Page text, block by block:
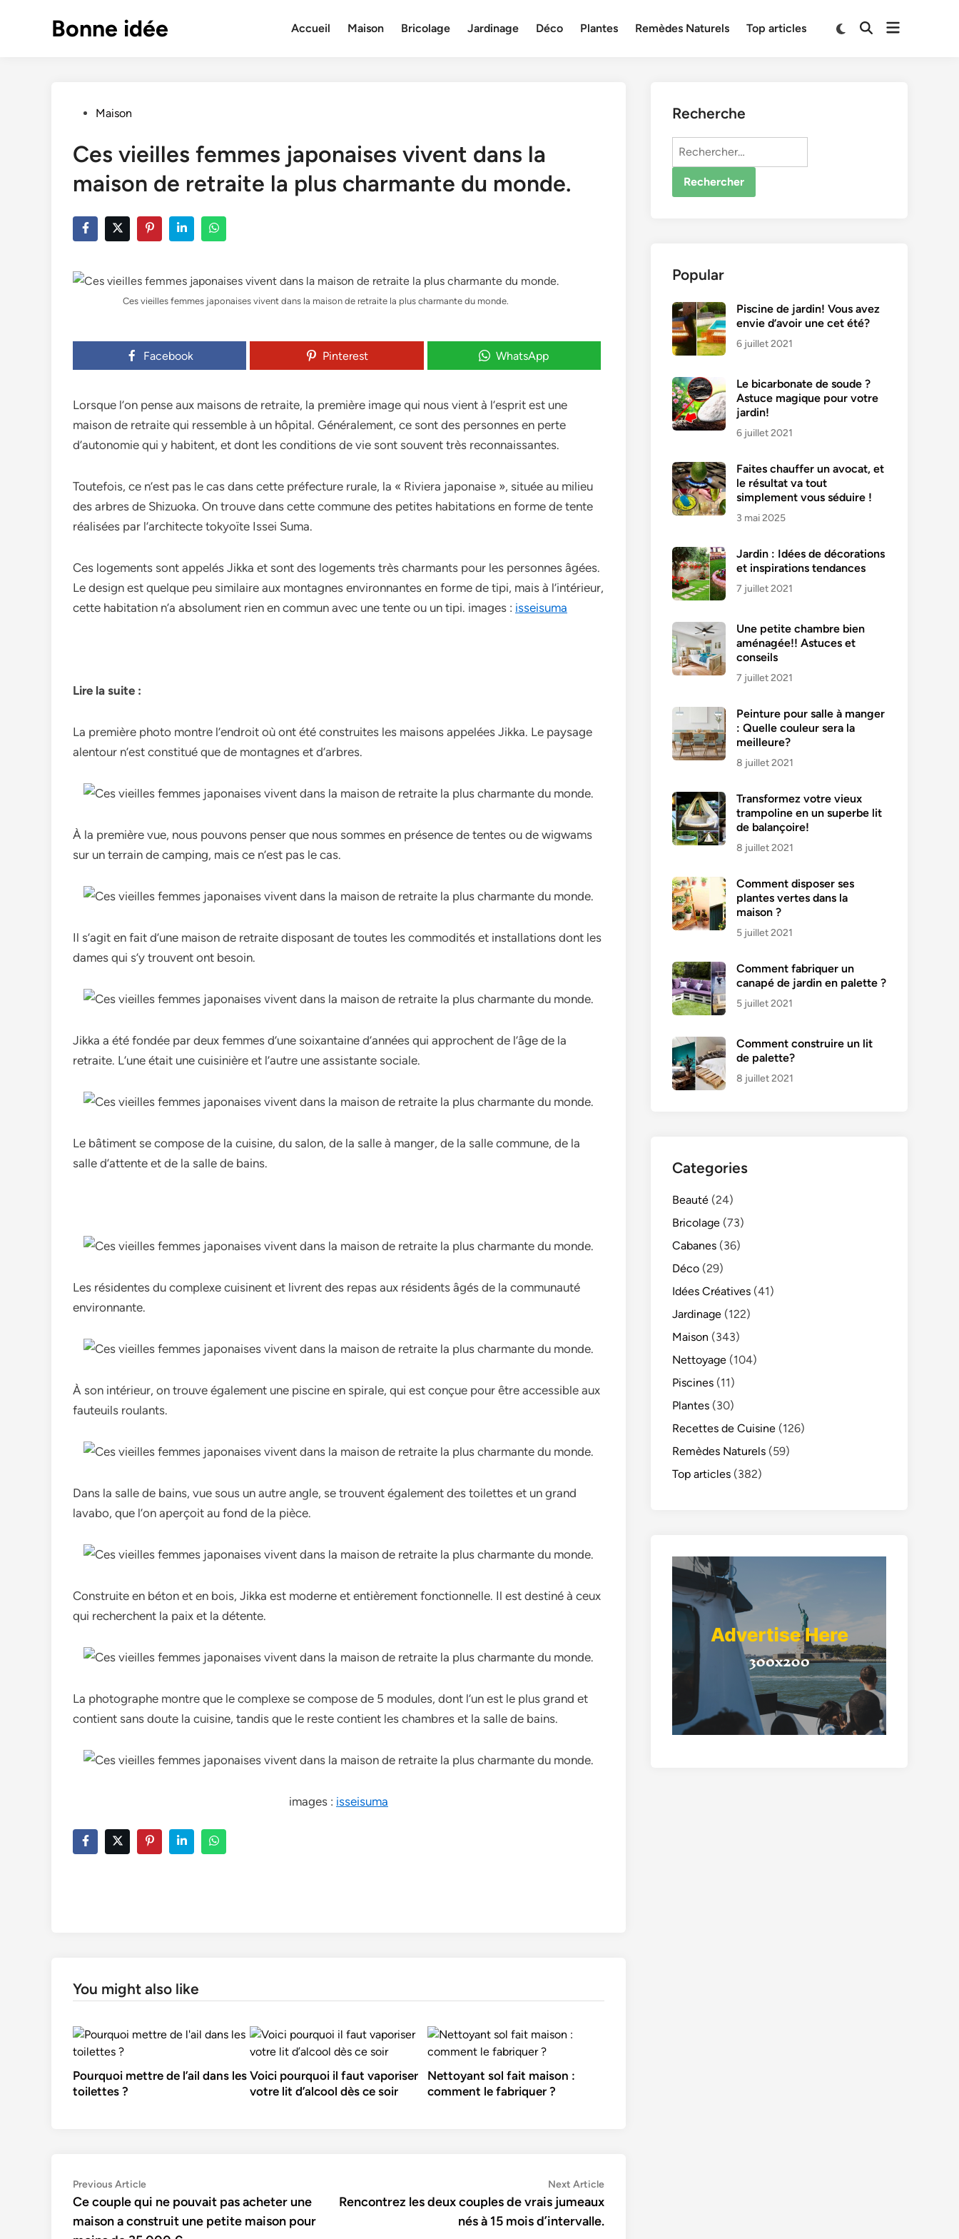
Bonne idée Accueil Maison Bricolage Jardinage Déco Plantes Remèdes Naturels Top articles
SwitchOpenOpen
PostedMaison
Ces vieilles femmes japonaises vivent dans la
maison de retraite la plus charmante du monde.
Ces vieilles femmes japonaises vivent dans la maison de retraite la plus charmante du monde.
Facebook Pinterest WhatsApp
Lorsque l’on pense aux maisons de retraite, la première image qui nous vient à l’esprit est une
maison de retraite qui ressemble à un hôpital. Généralement, ce sont des personnes en perte
d’autonomie qui y habitent, et dont les conditions de vie sont souvent très reconnaissantes.
Toutefois, ce n’est pas le cas dans cette préfecture rurale, la « Riviera japonaise », située au milieu
des arbres de Shizuoka. On trouve dans cette commune des petites habitations en forme de tente
réalisées par l’architecte tokyoïte Issei Suma.
Ces logements sont appelés Jikka et sont des logements très charmants pour les personnes âgées.
Le design est quelque peu similaire aux montagnes environnantes en forme de tipi, mais à l’intérieur,
cette habitation n’a absolument rien en commun avec une tente ou un tipi. images : isseisuma
Lire la suite :
La première photo montre l’endroit où ont été construites les maisons appelées Jikka. Le paysage
alentour n’est constitué que de montagnes et d’arbres.
À la première vue, nous pouvons penser que nous sommes en présence de tentes ou de wigwams
sur un terrain de camping, mais ce n’est pas le cas.
Il s’agit en fait d’une maison de retraite disposant de toutes les commodités et installations dont les
dames qui s’y trouvent ont besoin.
Jikka a été fondée par deux femmes d’une soixantaine d’années qui approchent de l’âge de la
retraite. L’une était une cuisinière et l’autre une assistante sociale.
Le bâtiment se compose de la cuisine, du salon, de la salle à manger, de la salle commune, de la
salle d’attente et de la salle de bains.
Les résidentes du complexe cuisinent et livrent des repas aux résidents âgés de la communauté
environnante.
À son intérieur, on trouve également une piscine en spirale, qui est conçue pour être accessible aux
fauteuils roulants.
Dans la salle de bains, vue sous un autre angle, se trouvent également des toilettes et un grand
lavabo, que l’on aperçoit au fond de la pièce.
Construite en béton et en bois, Jikka est moderne et entièrement fonctionnelle. Il est destiné à ceux
qui recherchent la paix et la détente.
La photographe montre que le complexe se compose de 5 modules, dont l’un est le plus grand et
contient sans doute la cuisine, tandis que le reste contient les chambres et la salle de bains.
images : isseisuma
You might also like
Pourquoi mettre de l’ail dans les
toilettes ?
Voici pourquoi il faut vaporiser
votre lit d’alcool dès ce soir
Nettoyant sol fait maison :
comment le fabriquer ?
Navigation
de
l’article
Previous ArticlePrevious
article:
Ce couple qui ne pouvait pas acheter une
maison a construit une petite maison pour
Next ArticleNext
article:
Rencontrez les deux couples de vrais jumeaux
nés à 15 mois d’intervalle.
Recherche
Rechercher :
Popular
Piscine de jardin! Vous avez
envie d’avoir une cet été?
6 juillet 2021
Le bicarbonate de soude ?
Astuce magique pour votre
jardin!
6 juillet 2021
Faites chauffer un avocat, et
le résultat va tout
simplement vous séduire !
3 mai 2025
Jardin : Idées de décorations
et inspirations tendances
7 juillet 2021
Une petite chambre bien
aménagée!! Astuces et
conseils
7 juillet 2021
Peinture pour salle à manger
: Quelle couleur sera la
meilleure?
8 juillet 2021
Transformez votre vieux
trampoline en un superbe lit
de balançoire!
8 juillet 2021
Comment disposer ses
plantes vertes dans la
maison ?
5 juillet 2021
Comment fabriquer un
canapé de jardin en palette ?
5 juillet 2021
Comment construire un lit
de palette?
8 juillet 2021
Categories
Beauté (24)
Bricolage (73)
Cabanes (36)
Déco (29)
Idées Créatives (41)
Jardinage (122)
Maison (343)
Nettoyage (104)
Piscines (11)
Plantes (30)
Recettes de Cuisine (126)
Remèdes Naturels (59)
Top articles (382)